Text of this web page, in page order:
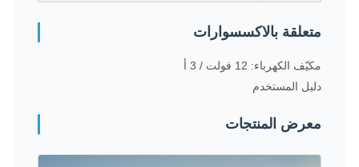
متعلقة بالاكسسوارات
مكيّف الكهرباء: 12 فولت / 3 أ
دليل المستخدم
معرض المنتجات